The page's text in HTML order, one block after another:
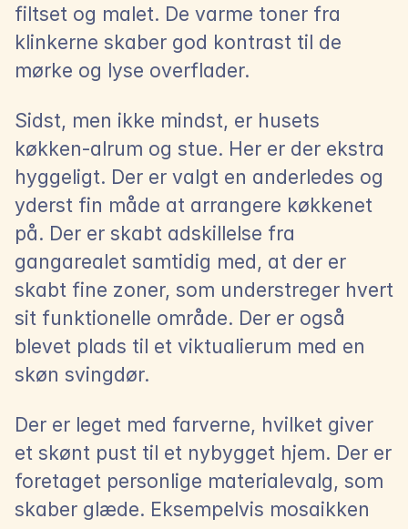
filtset og malet. De varme toner fra
klinkerne skaber god kontrast til de
mørke og lyse overflader.
Sidst, men ikke mindst, er husets
køkken-alrum og stue. Her er der ekstra
hyggeligt. Der er valgt en anderledes og
yderst fin måde at arrangere køkkenet
på. Der er skabt adskillelse fra
gangarealet samtidig med, at der er
skabt fine zoner, som understreger hvert
sit funktionelle område. Der er også
blevet plads til et viktualierum med en
skøn svingdør.
Der er leget med farverne, hvilket giver
et skønt pust til et nybygget hjem. Der er
foretaget personlige materialevalg, som
skaber glæde. Eksempelvis mosaikken